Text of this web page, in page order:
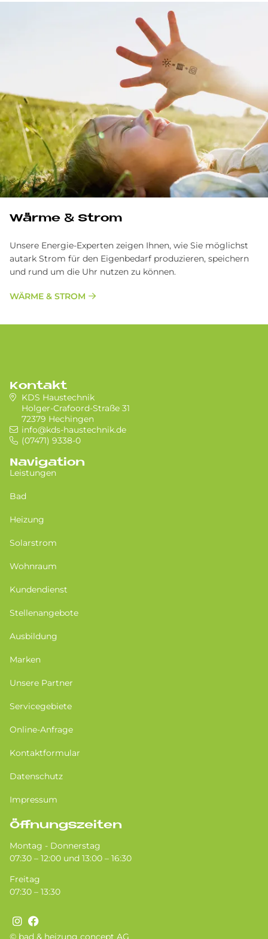
Wär­me & Strom
Unsere Energie-Experten zeigen Ihnen, wie Sie möglichst
autark Strom für den Eigenbedarf produzieren, speichern
und rund um die Uhr nutzen zu können.
WÄRME & STROM
© bad & heizung concept AG
Kontakt
KDS Haustechnik
Holger-Crafoord-Straße 31
72379 Hechingen
info@kds-haustechnik.de
(07471) 9338-0
Navigation
Leistungen
Bad
Heizung
Solarstrom
Wohnraum
Kundendienst
Stellenangebote
Ausbildung
Marken
Unsere Partner
Servicegebiete
Online-Anfrage
Kontaktformular
Datenschutz
Impressum
Öffnungszeiten
Montag - Donnerstag
07:30 – 12:00 und 13:00 – 16:30
Freitag
07:30 – 13:30